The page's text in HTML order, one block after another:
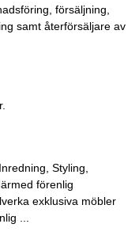
försäljning,
samt återförsäljare av
Styling,
förenlig
exklusiva möbler
...